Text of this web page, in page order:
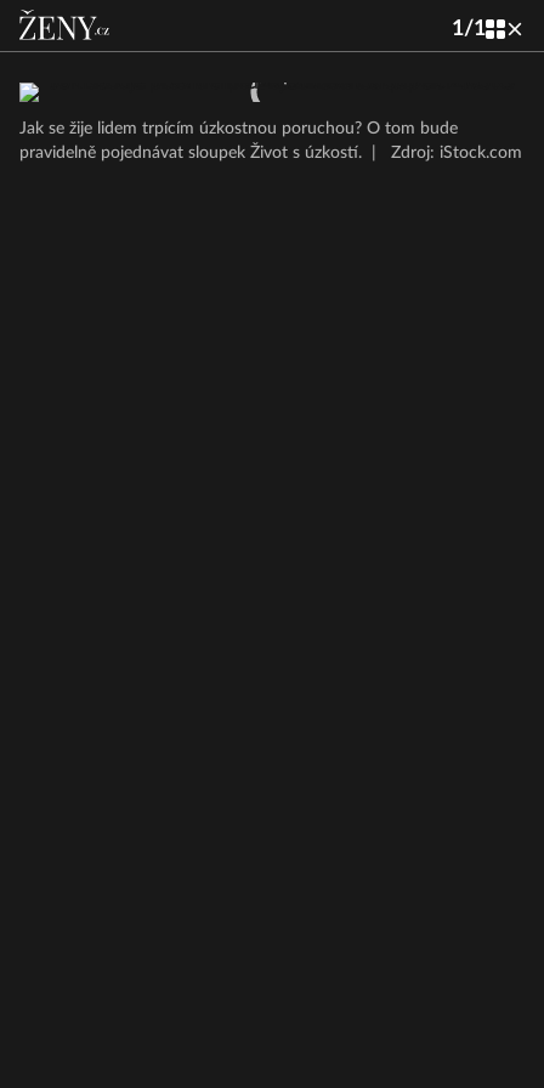
1/1
Jak se žije lidem trpícím úzkostnou poruchou? O tom bude
pravidelně pojednávat sloupek Život s úzkostí.
Zdroj: iStock.com